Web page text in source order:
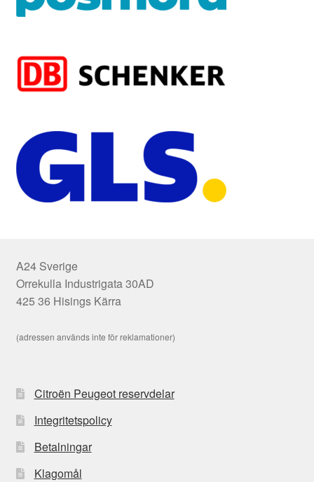
A24 Sverige
Orrekulla Industrigata 30AD
425 36 Hisings Kärra
(adressen används inte för reklamationer)
Citroën Peugeot reservdelar
Integritetspolicy
Betalningar
Klagomål